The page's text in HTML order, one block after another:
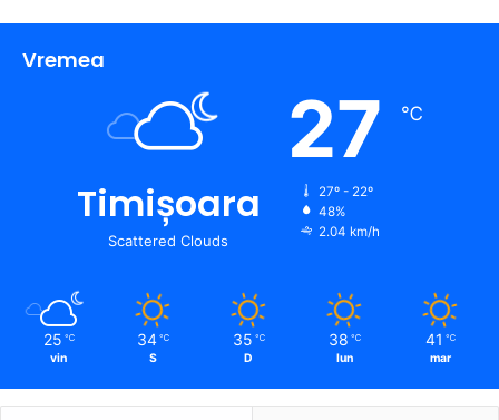
Vremea
Timișoara
Scattered Clouds
27 ℃
27º - 22º
48%
2.04 km/h
25 ℃
vin
34 ℃
S
35 ℃
D
38 ℃
lun
41 ℃
mar